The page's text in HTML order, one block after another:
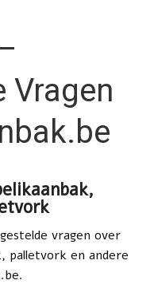
Vragen
vragen over
palletvork en andere